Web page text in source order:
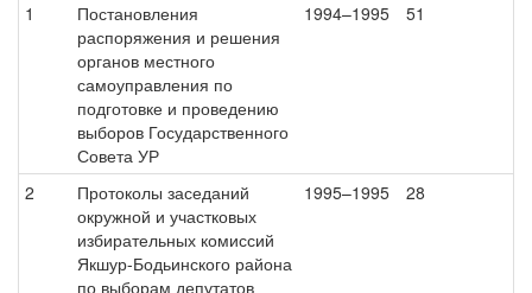
1
Постановления
распоряжения и решения
органов местного
самоуправления по
подготовке и проведению
выборов Государственного
Совета УР
1994–1995 51
2
Протоколы заседаний
окружной и участковых
избирательных комиссий
Якшур-Бодьинского района
по выборам депутатов
1995–1995 28